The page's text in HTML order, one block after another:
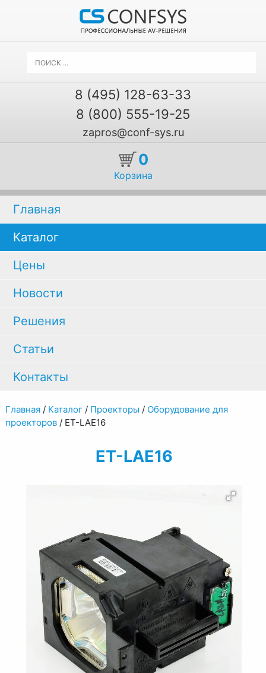
8 (495) 128-63-33
8 (800) 555-19-25
zapros@conf-sys.ru
0
Корзина
Главная
Каталог
Цены
Новости
Решения
Статьи
Контакты
Главная/ Каталог/ Проекторы / Оборудование для
проекторов/ ET-LAE16
ET-LAE16